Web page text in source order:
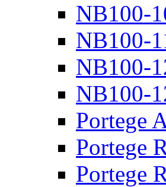
NB100-
NB100-
NB100-
NB100-
Portege
Portege
Portege